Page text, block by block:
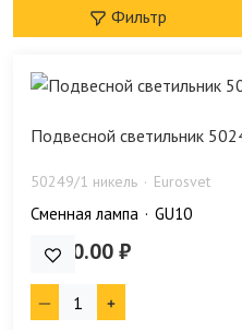
Фильтр
Подвесной светильник
50249/1 никель Eurosvet
Сменная лампа GU10
4 720.00 ₽